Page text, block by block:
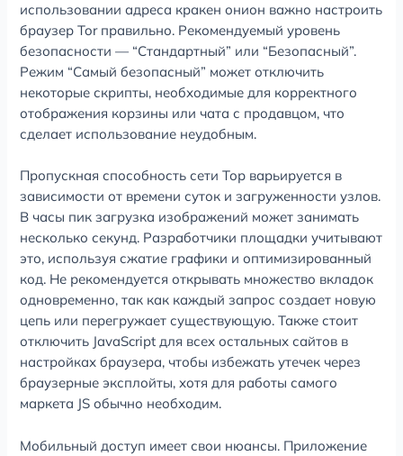
использовании адреса кракен онион важно настроить
браузер Tor правильно. Рекомендуемый уровень
безопасности — “Стандартный” или “Безопасный”.
Режим “Самый безопасный” может отключить
некоторые скрипты, необходимые для корректного
отображения корзины или чата с продавцом, что
сделает использование неудобным.
Пропускная способность сети Тор варьируется в
зависимости от времени суток и загруженности узлов.
В часы пик загрузка изображений может занимать
несколько секунд. Разработчики площадки учитывают
это, используя сжатие графики и оптимизированный
код. Не рекомендуется открывать множество вкладок
одновременно, так как каждый запрос создает новую
цепь или перегружает существующую. Также стоит
отключить JavaScript для всех остальных сайтов в
настройках браузера, чтобы избежать утечек через
браузерные эксплойты, хотя для работы самого
маркета JS обычно необходим.
Мобильный доступ имеет свои нюансы. Приложение